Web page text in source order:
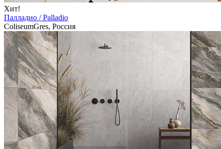
Хит!
Палладио / Palladio
ColiseumGres, Россия